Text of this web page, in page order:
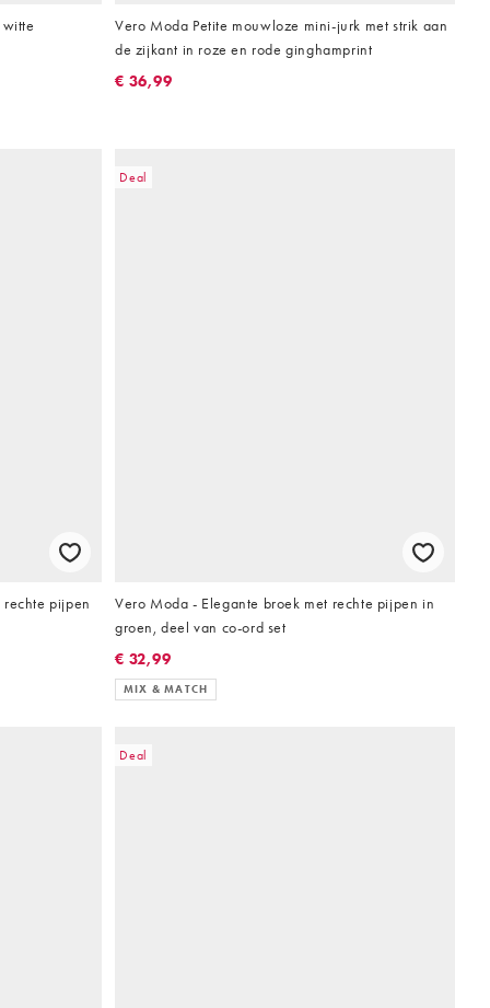
Vero Moda Petite mouwloze mini-jurk met strik aan
de zijkant in roze en rode ginghamprint
€ 36,99
pijpen
Deal
Vero Moda - Elegante broek met rechte pijpen in
groen, deel van co-ord set
€ 32,99
MIX & MATCH
Deal